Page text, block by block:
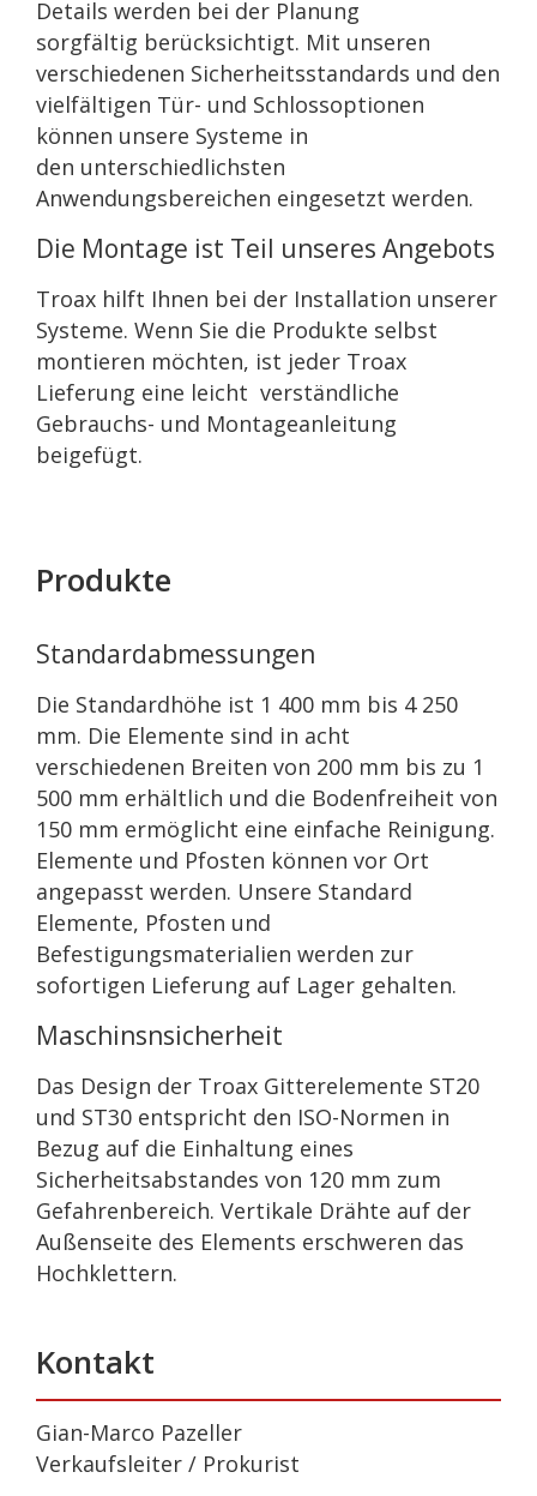
Details werden bei der Planung
sorgfältig berücksichtigt. Mit unseren
verschiedenen Sicherheitsstandards und den
vielfältigen Tür- und Schlossoptionen
können unsere Systeme in
den unterschiedlichsten
Anwendungsbereichen eingesetzt werden.
Die Montage ist Teil unseres Angebots
Troax hilft Ihnen bei der Installation unserer
Systeme. Wenn Sie die Produkte selbst
montieren möchten, ist jeder Troax
Lieferung eine leicht verständliche
Gebrauchs- und Montageanleitung
beigefügt.
Produkte
Standardabmessungen
Die Standardhöhe ist 1 400 mm bis 4 250
mm. Die Elemente sind in acht
verschiedenen Breiten von 200 mm bis zu 1
500 mm erhältlich und die Bodenfreiheit von
150 mm ermöglicht eine einfache Reinigung.
Elemente und Pfosten können vor Ort
angepasst werden. Unsere Standard
Elemente, Pfosten und
Befestigungsmaterialien werden zur
sofortigen Lieferung auf Lager gehalten.
Maschinsnsicherheit
Das Design der Troax Gitterelemente ST20
und ST30 entspricht den ISO-Normen in
Bezug auf die Einhaltung eines
Sicherheitsabstandes von 120 mm zum
Gefahrenbereich. Vertikale Drähte auf der
Außenseite des Elements erschweren das
Hochklettern.
Kontakt
Gian-Marco Pazeller
Verkaufsleiter / Prokurist